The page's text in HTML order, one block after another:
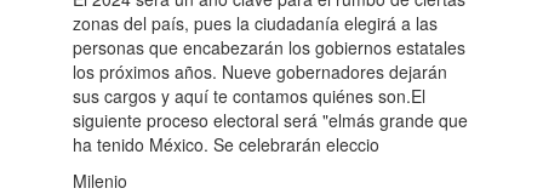
zonas del país, pues la ciudadanía elegirá a las
personas que encabezarán los gobiernos estatales
los próximos años. Nueve gobernadores dejarán
sus cargos y aquí te contamos quiénes son.El
siguiente proceso electoral será "elmás grande que
ha tenido México. Se celebrarán eleccio
Milenio